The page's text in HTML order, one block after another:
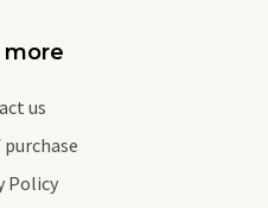
more
us
Policy